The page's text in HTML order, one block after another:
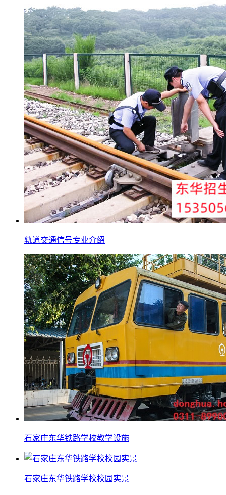
轨道交通信号专业介绍
石家庄东华铁路学校教学设施
石家庄东华铁路学校校园实景